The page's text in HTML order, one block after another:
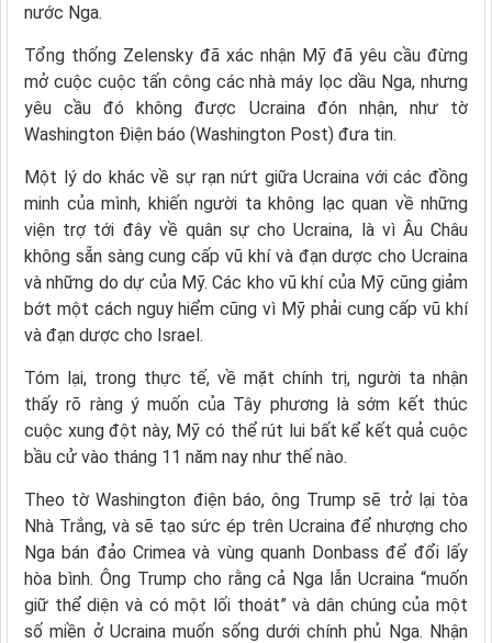
nước Nga.
Tổng thống Zelensky đã xác nhận Mỹ đã yêu cầu đừng
mở cuộc cuộc tấn công các nhà máy lọc dầu Nga, nhưng
yêu cầu đó không được Ucraina đón nhận, như tờ
Washington Điện báo (Washington Post) đưa tin.
Một lý do khác về sự rạn nứt giữa Ucraina với các đồng
minh của mình, khiến người ta không lạc quan về những
viện trợ tới đây về quân sự cho Ucraina, là vì Âu Châu
không sẵn sàng cung cấp vũ khí và đạn dược cho Ucraina
và những do dự của Mỹ. Các kho vũ khí của Mỹ cũng giảm
bớt một cách nguy hiểm cũng vì Mỹ phải cung cấp vũ khí
và đạn dược cho Israel.
Tóm lại, trong thực tế, về mặt chính trị, người ta nhận
thấy rõ ràng ý muốn của Tây phương là sớm kết thúc
cuộc xung đột này, Mỹ có thể rút lui bất kể kết quả cuộc
bầu cử vào tháng 11 năm nay như thế nào.
Theo tờ Washington điện báo, ông Trump sẽ trở lại tòa
Nhà Trắng, và sẽ tạo sức ép trên Ucraina để nhượng cho
Nga bán đảo Crimea và vùng quanh Donbass để đổi lấy
hòa bình. Ông Trump cho rằng cả Nga lẫn Ucraina “muốn
giữ thể diện và có một lối thoát” và dân chúng của một
số miền ở Ucraina muốn sống dưới chính phủ Nga. Nhận